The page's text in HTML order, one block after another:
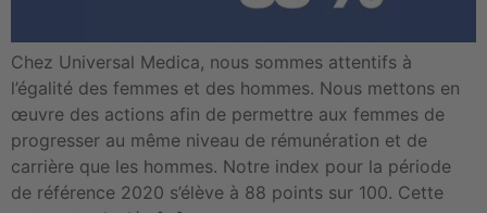
Chez Universal Medica, nous sommes attentifs à
l’égalité des femmes et des hommes. Nous mettons en
œuvre des actions afin de permettre aux femmes de
progresser au même niveau de rémunération et de
carrière que les hommes. Notre index pour la période
de référence 2020 s’élève à 88 points sur 100. Cette